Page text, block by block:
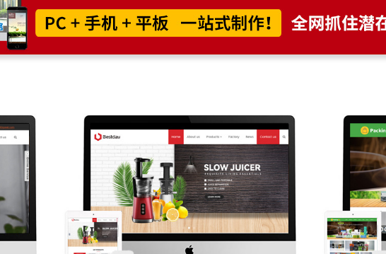
州 莆田 漳州 宁德外贸谷歌建站 / 英文网站设计制作
昌 荆州 黄石 荆门
青岛外贸谷歌建站 谷歌独立站费用 珠海外贸网站建设 中山外贸网站建
建站 山东外贸B2B建站 义乌外贸B2B建站 宁波外贸B2B建站 中山外
建站 - 代码为砖，流量为河 谷歌建站多少钱 外贸建站多少钱-外贸建站报
注于外贸工厂独立站定制开发 外贸出口公司官网设计制作 、谷歌英文
锡 佛山 南京 大连烟台 西安上海 深圳 北京 河南 河北 苏州 东莞